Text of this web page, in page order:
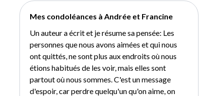
Mes condoléances à Andrée et Francine
Un auteur a écrit et je résume sa pensée: Les
personnes que nous avons aimées et qui nous
ont quittés, ne sont plus aux endroits où nous
étions habitués de les voir, mais elles sont
partout où nous sommes. C'est un message
d'espoir, car perdre quelqu'un qu'on aime, on